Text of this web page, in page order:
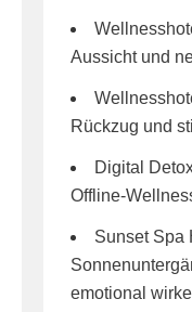
Aussicht und
Rückzug und
Digital
Offline-
Sunset Spa
emotional